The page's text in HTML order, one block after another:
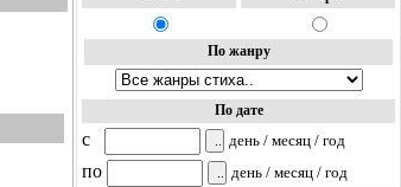
По жанру
По дате
c день / месяц / год
по день / месяц / год